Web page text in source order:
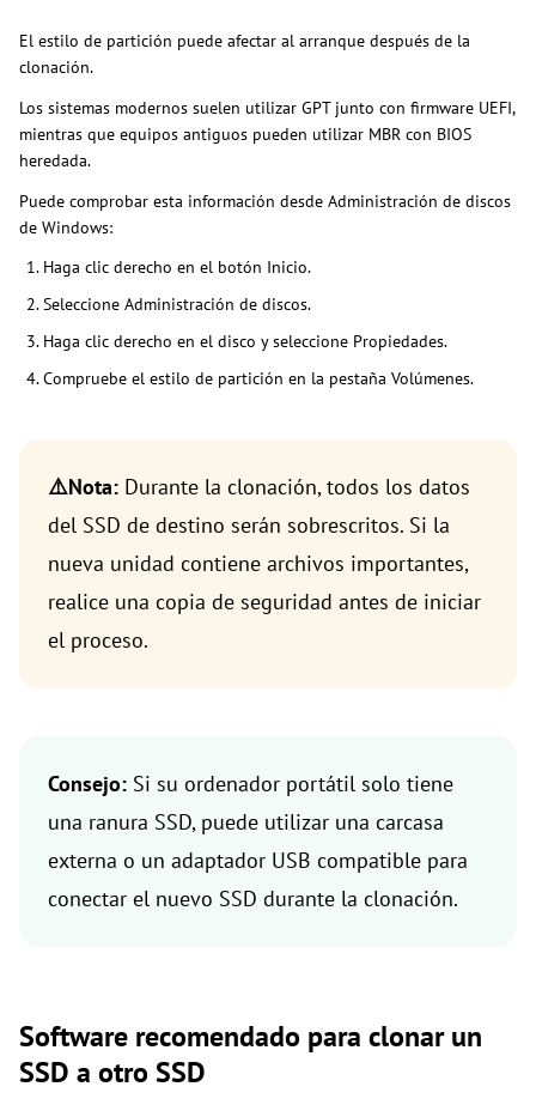
El estilo de partición puede afectar al arranque después de la
clonación.
Los sistemas modernos suelen utilizar GPT junto con firmware UEFI,
mientras que equipos antiguos pueden utilizar MBR con BIOS
heredada.
Puede comprobar esta información desde Administración de discos
de Windows:
Haga clic derecho en el botón Inicio.
Seleccione Administración de discos.
Haga clic derecho en el disco y seleccione Propiedades.
Compruebe el estilo de partición en la pestaña Volúmenes.
⚠️Nota: Durante la clonación, todos los datos
del SSD de destino serán sobrescritos. Si la
nueva unidad contiene archivos importantes,
realice una copia de seguridad antes de iniciar
el proceso.
Consejo: Si su ordenador portátil solo tiene
una ranura SSD, puede utilizar una carcasa
externa o un adaptador USB compatible para
conectar el nuevo SSD durante la clonación.
Software recomendado para clonar un
SSD a otro SSD